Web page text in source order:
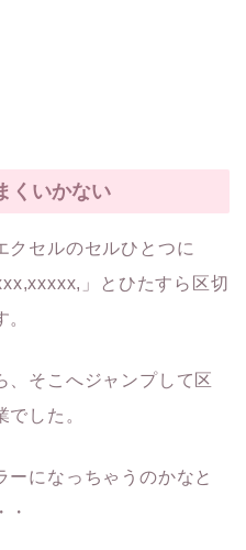
くいかない
クセルのセルひとつに
」とひたすら区切
、そこへジャンプして区
した。
ーになっちゃうのかなと
・